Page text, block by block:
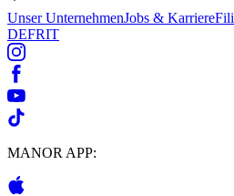
Unser UnternehmenJobs & Karriere
DEFRIT
MANOR APP: